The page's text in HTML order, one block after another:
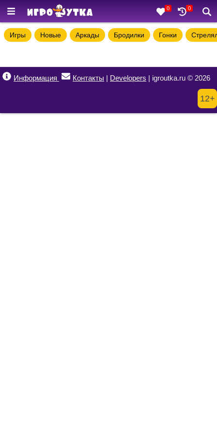
0 0
Игры Новые Аркады Бродилки Гонки
Информация Контакты | Developers | igroutka.ru © 2026
12+